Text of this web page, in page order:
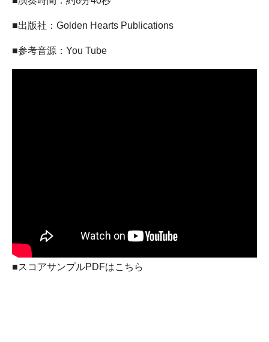
■出版社：Golden Hearts Publications
■参考音源：You Tube
■スコアサンプルPDFはこちら